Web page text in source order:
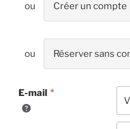
Créer un compte
Réserver sans
E-mail